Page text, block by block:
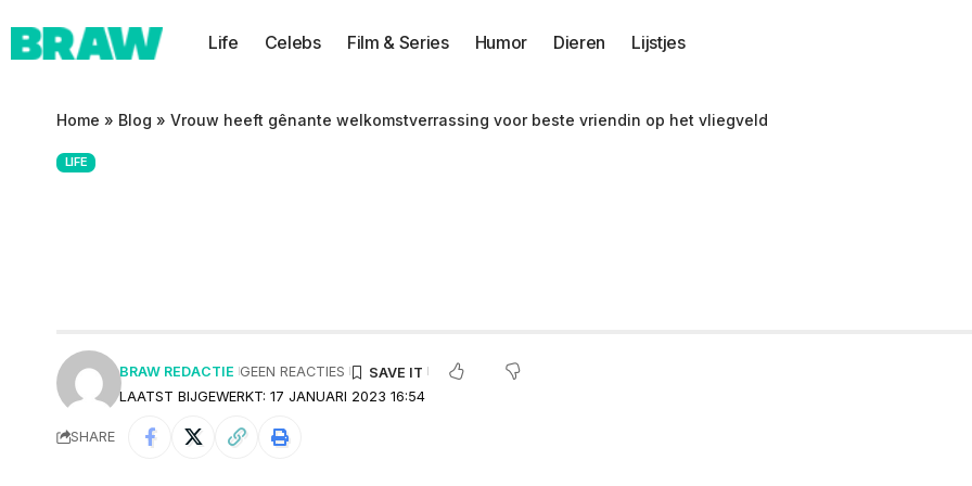
Life Celebs Film & Series Humor Dieren Lijstjes
Home » Blog » Vrouw heeft gênante welkomstverrassing voor beste vriendin op het vliegveld
LIFE
LAATST BIJGEWERKT: 17 JANUARI 2023 16:54
BRAW REDACTIE GEEN REACTIES
SHARE